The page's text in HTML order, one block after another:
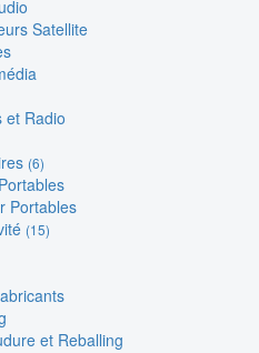
Satellite
et Radio
(6)
Portables
(15)
et Reballing